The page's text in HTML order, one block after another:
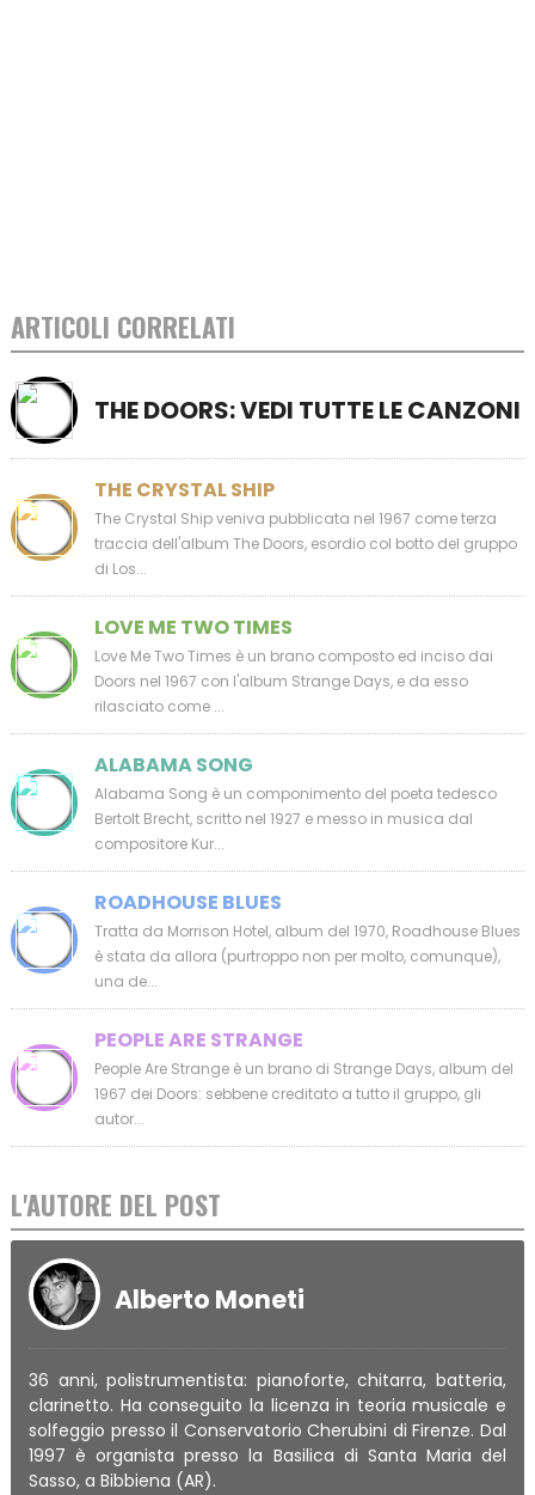
ARTICOLI CORRELATI
THE DOORS: VEDI TUTTE LE CANZONI
THE CRYSTAL SHIP
The Crystal Ship veniva pubblicata nel 1967 come terza
traccia dell'album The Doors, esordio col botto del gruppo
di Los...
LOVE ME TWO TIMES
Love Me Two Times è un brano composto ed inciso dai
Doors nel 1967 con l'album Strange Days, e da esso
rilasciato come ...
ALABAMA SONG
Alabama Song è un componimento del poeta tedesco
Bertolt Brecht, scritto nel 1927 e messo in musica dal
compositore Kur...
ROADHOUSE BLUES
Tratta da Morrison Hotel, album del 1970, Roadhouse Blues
è stata da allora (purtroppo non per molto, comunque),
una de...
PEOPLE ARE STRANGE
People Are Strange è un brano di Strange Days, album del
1967 dei Doors: sebbene creditato a tutto il gruppo, gli
autor...
L'AUTORE DEL POST
Alberto Moneti
36 anni, polistrumentista: pianoforte, chitarra, batteria,
clarinetto. Ha conseguito la licenza in teoria musicale e
solfeggio presso il Conservatorio Cherubini di Firenze. Dal
1997 è organista presso la Basilica di Santa Maria del
Sasso, a Bibbiena (AR).